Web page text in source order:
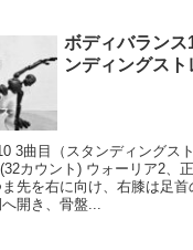
ボディバランス
ンディングスト
3曲目（スタンディングス
カウント) ウォーリア2、
先を右に向け、右膝は足
開き、骨盤...